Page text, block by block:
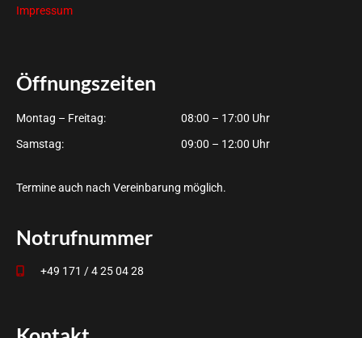
Impressum
Öffnungszeiten
Montag – Freitag:
Samstag:
08:00 – 17:00 Uhr
09:00 – 12:00 Uhr
Termine auch nach Vereinbarung möglich.
Notrufnummer
+49 171 / 4 25 04 28